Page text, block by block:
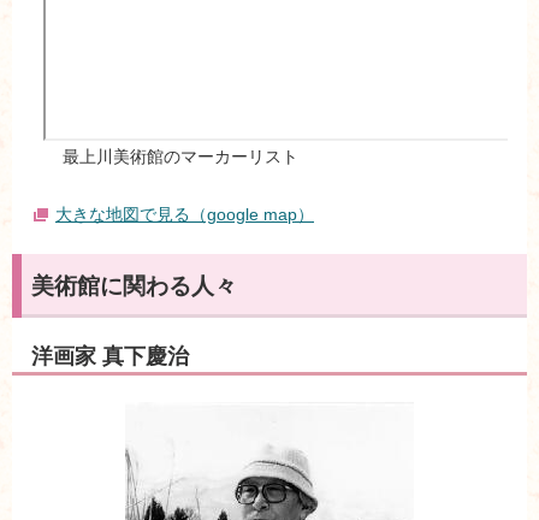
最上川美術館のマーカーリスト
大きな地図で見る（google map）
美術館に関わる人々
洋画家 真下慶治